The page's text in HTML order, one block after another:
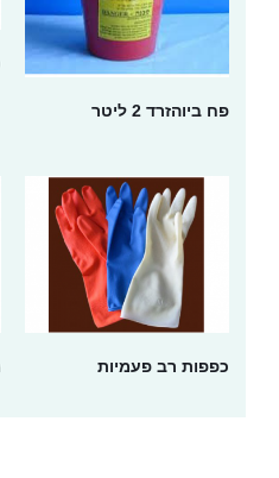
פח ביוהזרד 2 ליטר
כפפות רב פעמיות